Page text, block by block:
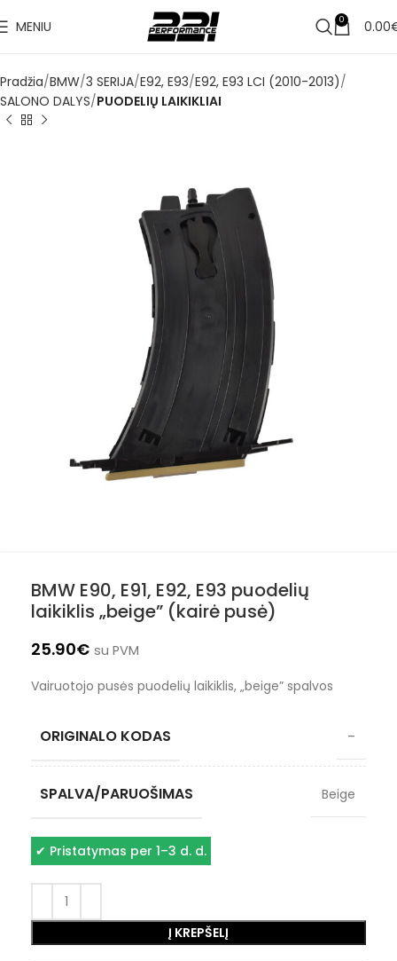
MENIU 0 0.00
Pradžia BMW 3 SERIJA E92, E93 E92, E93 LCI (2010-2013)
SALONO DALYS PUODELIŲ LAIKIKLIAI
BMW E90, E91, E92, E93 puodelių
laikiklis „beige” (kairė pusė)
25.90€ su PVM
Vairuotojo pusės puodelių laikiklis, „beige” spalvos
ORIGINALO KODAS –
SPALVA/PARUOŠIMAS Beige
✔ Pristatymas per 1–3 d. d.
Į KREPŠELĮ